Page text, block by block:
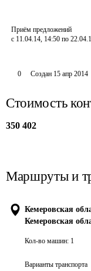
Приём предложений
с 11.04.14, 14:50 по
0 Создан 15 апр 2014
Стоимость
350 402
Маршруты и
Кемеровская
Кемеровская
Кол-во машин: 1
Варианты транспорта